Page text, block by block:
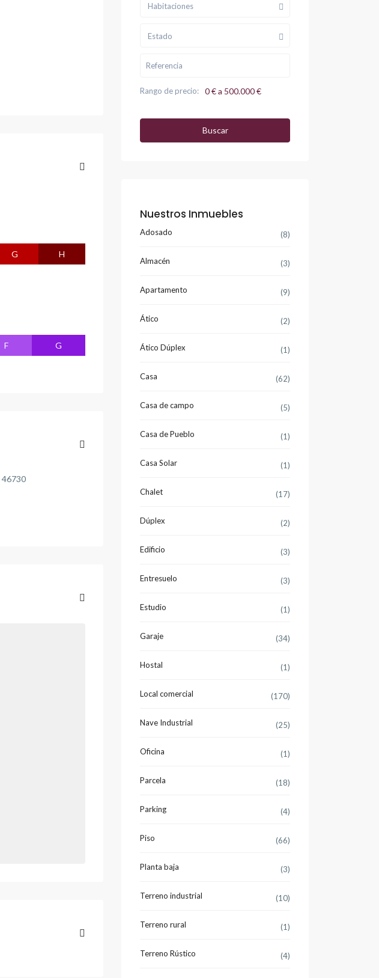
G H
F G
46730
Habitaciones
Estado
Rango de precio: 0 € a 500.000 €
Buscar
Nuestros Inmuebles
Adosado (8)
Almacén (3)
Apartamento (9)
Ático (2)
Ático Dúplex (1)
Casa (62)
Casa de campo (5)
Casa de Pueblo (1)
Casa Solar (1)
Chalet (17)
Dúplex (2)
Edificio (3)
Entresuelo (3)
Estudio (1)
Garaje (34)
Hostal (1)
Local comercial (170)
Nave Industrial (25)
Oficina (1)
Parcela (18)
Parking (4)
Piso (66)
Planta baja (3)
Terreno industrial (10)
Terreno rural (1)
Terreno Rústico (4)